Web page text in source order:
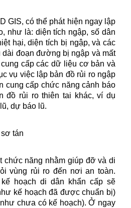
GIS, có thể phát hiện ngay lập
như là: diện tích ngập, số dân
hại, diện tích bị ngập, và các
đoạn đường bị ngập và mất
cấp các dữ liệu cơ bản và
vụ việc lập bản đồ rủi ro ngập
cung cấp chức năng cảnh báo
đồ rủi ro thiên tai khác, ví dụ
dự báo lũ.
tán
chức năng nhằm giúp đỡ và di
vùng rủi ro đến nơi an toàn.
hoạch di dân khẩn cấp sẽ
kế hoạch đã được chuẩn bị)
chưa có kế hoạch). Ở ngay